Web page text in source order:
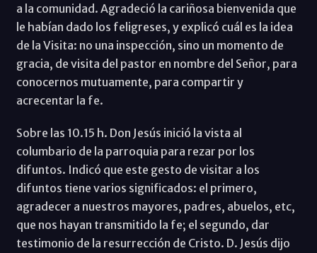
a la comunidad. Agradeció la cariñosa bienvenida que
le habían dado los feligreses, y explicó cuál es la idea
de la Visita: no una inspección, sino un momento de
gracia, de visita del pastor en nombre del Señor, para
conocernos mutuamente, para compartir y
acrecentar la fe.
Sobre las 10.15 h. Don Jesús inició la vista al
columbario de la parroquia para rezar por los
difuntos. Indicó que este gesto de visitar a los
difuntos tiene varios significados: el primero,
agradecer a nuestros mayores, padres, abuelos, etc,
que nos hayan transmitido la fe; el segundo, dar
testimonio de la resurrección de Cristo. D. Jesús dijo